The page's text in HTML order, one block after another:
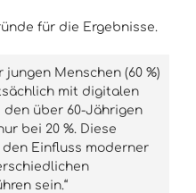
für die Ergebnisse.
jungen Menschen (60 %)
mit digitalen
den über 60-Jährigen
bei 20 %. Diese
Einfluss moderner
sein.“